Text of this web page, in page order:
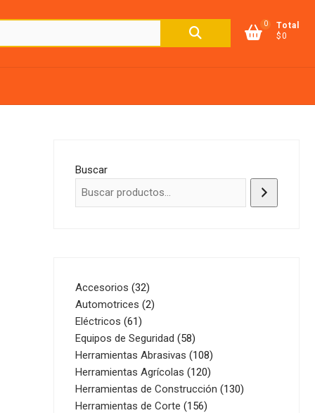
Buscar
0
Total
$0
Buscar
Accesorios 3232
productos
Automotrices 22
Eléctricos 6161
productos
Equipos de Seguridad 5858
productos
Herramientas Abrasivas 108108
productos
Herramientas Agrícolas 120120
productos
Herramientas de Construcción 130130
Herramientas de Corte 156156